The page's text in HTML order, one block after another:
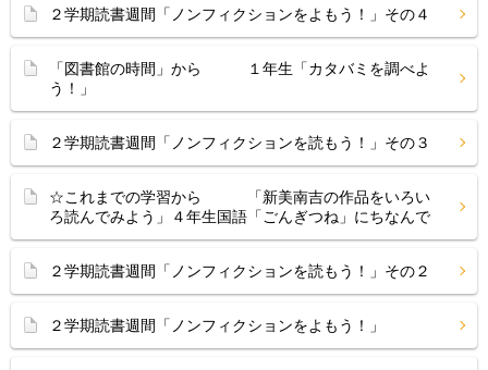
２学期読書週間「ノンフィクションをよもう！」その４
「図書館の時間」から １年生「カタバミを調べよ
う！」
２学期読書週間「ノンフィクションを読もう！」その３
☆これまでの学習から 「新美南吉の作品をいろい
ろ読んでみよう」４年生国語「ごんぎつね」にちなんで
２学期読書週間「ノンフィクションを読もう！」その２
２学期読書週間「ノンフィクションをよもう！」